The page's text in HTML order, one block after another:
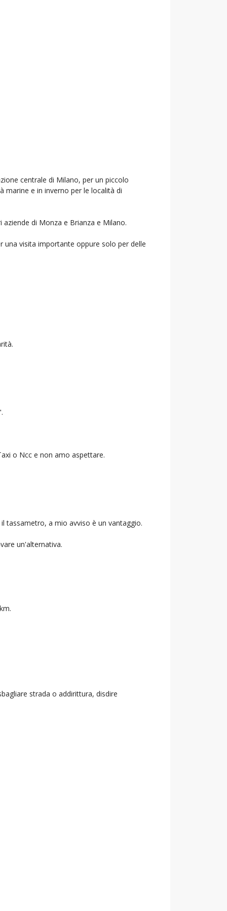
centrale di Milano, per un piccolo
marine e in inverno per le località di
di Monza e Brianza e Milano.
una visita importante oppure solo per delle
o Ncc e non amo aspettare.
tassametro, a mio avviso è un vantaggio.
un'alternativa.
strada o addirittura, disdire